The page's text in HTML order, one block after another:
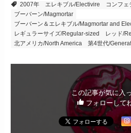
2007年
エレキブル/Electivire
コンフ
ブーバーン/Magmortar
ブーバーン＆エレキブル/Magmortar and
レギュラーサイズ/Regular-sized
レッド/
北アメリカ/North America
第4世代/
この記事が気に入
フォローして